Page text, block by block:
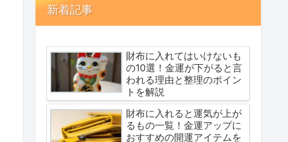
新着記事
財布に入れてはいけないも
の10選！金運が下がると言
われる理由と整理のポイン
トを解説
財布に入れると運気が上が
るもの一覧！金運アップに
おすすめの開運アイテムを